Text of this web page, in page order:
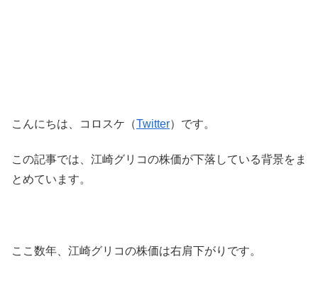
こんにちは、コロスケ（Twitter）です。
この記事では、江崎グリコの株価が下落している背景をま
とめています。
ここ数年、江崎グリコの株価は右肩下がりです。